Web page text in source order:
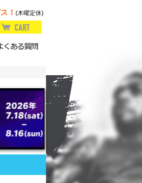
！ (木曜定休)